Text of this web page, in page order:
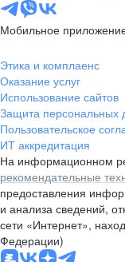
Мобильное
Этика и комплаенс
Оказание услуг
Использование сайтов
Защита персональных
Пользовательское
ИТ аккредитация
На информационном
рекомендательные
предоставления
и анализа сведений,
сети «Интернет»,
Федерации)